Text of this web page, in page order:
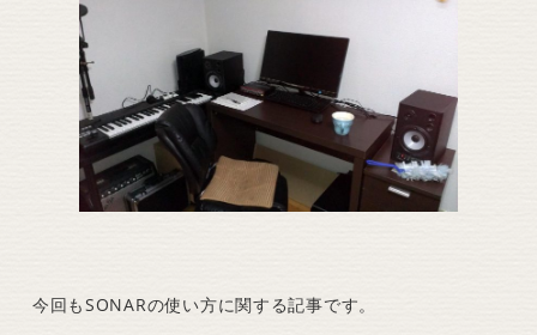
今回もSONARの使い方に関する記事です。